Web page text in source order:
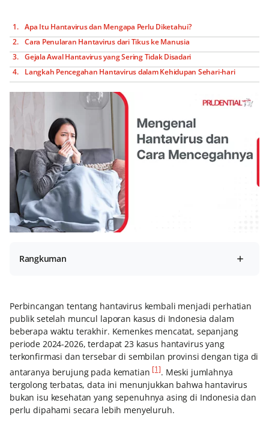
Apa Itu Hantavirus dan Mengapa Perlu Diketahui?
Cara Penularan Hantavirus dari Tikus ke Manusia
Gejala Awal Hantavirus yang Sering Tidak Disadari
Langkah Pencegahan Hantavirus dalam Kehidupan Sehari-hari
Rangkuman
Perbincangan tentang hantavirus kembali menjadi perhatian
publik setelah muncul laporan kasus di Indonesia dalam
beberapa waktu terakhir. Kemenkes mencatat, sepanjang
periode 2024-2026, terdapat 23 kasus hantavirus yang
terkonfirmasi dan tersebar di sembilan provinsi dengan tiga di
antaranya berujung pada kematian [1]. Meski jumlahnya
tergolong terbatas, data ini menunjukkan bahwa hantavirus
bukan isu kesehatan yang sepenuhnya asing di Indonesia dan
perlu dipahami secara lebih menyeluruh.